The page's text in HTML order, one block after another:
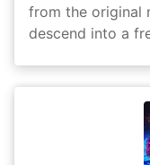
from the original
descend into a